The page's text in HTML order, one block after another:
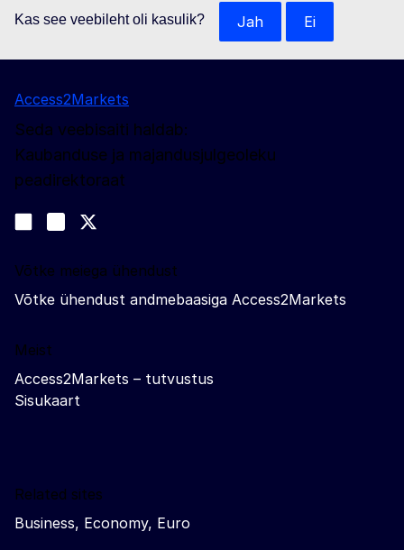
Kas see veebileht oli kasulik? Jah Ei
Access2Markets
Seda veebisaiti haldab:
Kaubanduse ja majandusjulgeoleku
peadirektoraat
Join us on LinkedIn
Trade-Off podcast
Võtke meiega ühendust
Võtke ühendust andmebaasiga Access2Markets
Meist
Access2Markets – tutvustus
Sisukaart
Related sites
Business, Economy, Euro